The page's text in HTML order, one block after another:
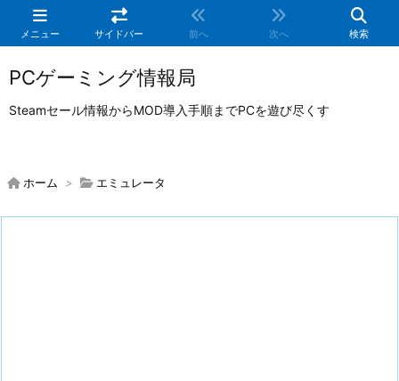
メニュー サイドバー 前へ 次へ 検索
PCゲーミング情報局
Steamセール情報からMOD導入手順までPCを遊び尽くす
ホーム > エミュレータ